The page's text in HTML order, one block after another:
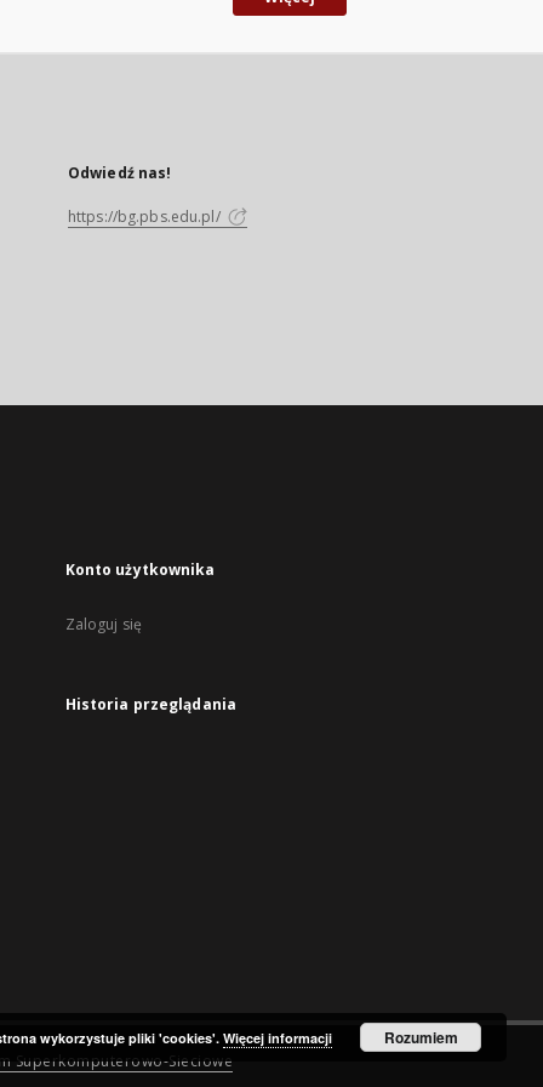
Odwiedź nas!
https://bg.pbs.edu.pl/
Konto użytkownika
Zaloguj się
Historia przeglądania
Superkomputerowo-Sieciowe
wykorzystuje pliki 'cookies'.Więcej informacji Rozumiem